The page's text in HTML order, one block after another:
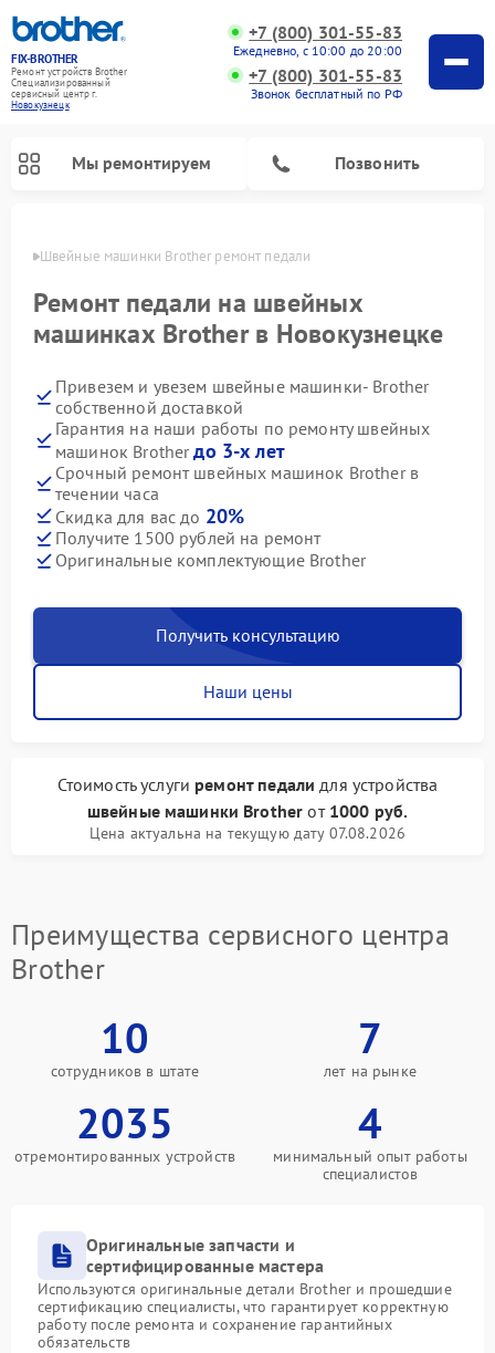
FIX-BROTHER
Ремонт устройств Brother
Специализированный
cервисный центр г.
Новокузнецк
+7 (800) 301-55-83
Ежедневно, с 10:00 до 20:00
+7 (800) 301-55-83
Звонок бесплатный по РФ
Мы ремонтируем Позвонить
Швейные машинки Brother ремонт педали
Ремонт педали на швейных
машинках Brother в Новокузнецке
Привезем и увезем швейные машинки- Brother
собственной доставкой
Гарантия на наши работы по ремонту швейных
машинок Brotherдо 3-х лет
Срочный ремонт швейных машинок Brother в
течении часа
Скидка для вас до 20%
Получите 1500 рублей на ремонт
Оригинальные комплектующие Brother
Получить консультацию
Наши цены
Стоимость услуги ремонт педали для устройства
швейные машинки Brother от 1000 руб.
Цена актуальна на текущую дату 07.08.2026
Преимущества сервисного центра
Brother
10
сотрудников в штате
7
лет на рынке
2035
отремонтированных устройств
4
минимальный опыт работы
специалистов
Оригинальные запчасти и
сертифицированные мастера
Используются оригинальные детали Brother и прошедшие
сертификацию специалисты, что гарантирует корректную
работу после ремонта и сохранение гарантийных
обязательств